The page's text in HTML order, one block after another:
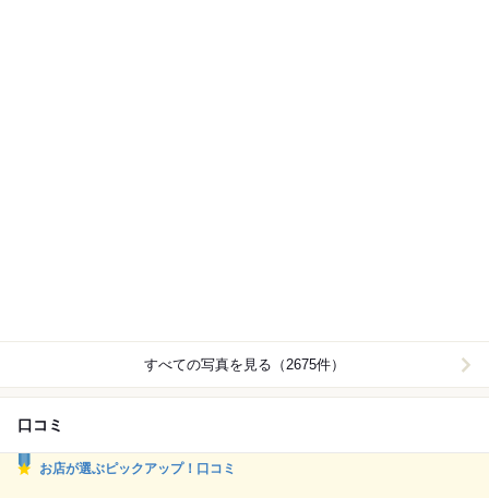
すべての写真を見る（2675件）
口コミ
お店が選ぶピックアップ！口コミ